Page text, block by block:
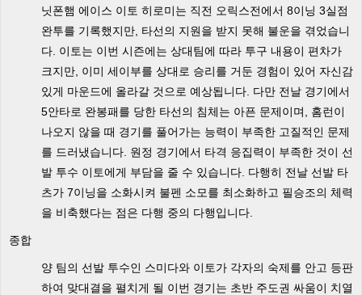
닛폰햄 에이스 이토 히로미는 직전 오릭스전에서 8이닝 3실점
완투를 기록했지만, 타선의 지원을 받지 못해 불운을 겪었습니
다. 이토는 이번 시즌에는 상대팀에 따라 투구 내용이 편차가
크지만, 이미 세이부를 상대로 승리를 거둔 경험이 있어 자신감
있게 마운드에 올라갈 것으로 예상됩니다. 다만 전날 경기에서
5안타로 완봉패를 당한 타선의 침체는 아픈 문제이며, 홈런이
나오지 않을 때 경기를 풀어가는 능력이 부족한 고질적인 문제
를 드러냈습니다. 원정 경기에서 타격 응집력이 부족한 것이 선
발 투수 이토에게 부담을 줄 수 있습니다. 다행히 전날 선발 타
츠가 7이닝을 소화시켜 불펜 소모를 최소화하고 필승조의 체력
을 비축했다는 점은 다행 중의 다행입니다.
종합
양 팀의 선발 투수인 스미다와 이토가 각자의 숙제를 안고 등판
하여 맞대결을 펼치게 될 이번 경기는 초반 주도권 싸움이 치열